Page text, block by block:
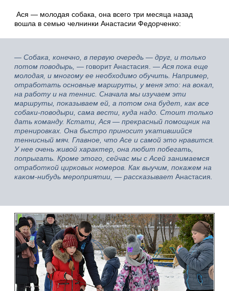
Ася — молодая собака, она всего три месяца назад
вошла в семью челнинки Анастасии Федорченко:
— Собака, конечно, в первую очередь — друг, и только
потом поводырь, — говорит Анастасия. —Ася пока еще
молодая, и многому ее необходимо обучить. Например,
отработать основные маршруты, у меня это: на вокал,
на работу и на теннис. Сначала мы изучаем эти
маршруты, показываем ей, а потом она будет, как все
собаки-поводыри, сама вести, куда надо. Стоит только
дать команду. Кстати, Ася — прекрасный помощник на
тренировках. Она быстро приносит укатившийся
теннисный мяч. Главное, что Асе и самой это нравится.
У нее очень живой характер, она любит побегать,
попрыгать. Кроме этого, сейчас мы с Асей занимаемся
отработкой цирковых номеров. Как выучим, покажем на
каком-нибудь мероприятии, — рассказывает Анастасия.